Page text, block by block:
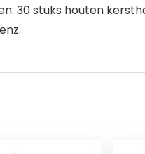
30 stuks houten